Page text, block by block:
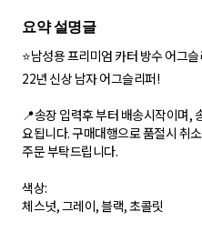
요약 설명글
⭐️남성용 프리미엄 카터 방수 어그슬
22년 신상 남자 어그슬리퍼!
📍송장 입력후 부터 배송시작이며,
요됩니다. 구매대행으로 품절시 취
주문 부탁드립니다.
색상:
체스넛, 그레이, 블랙, 초콜릿